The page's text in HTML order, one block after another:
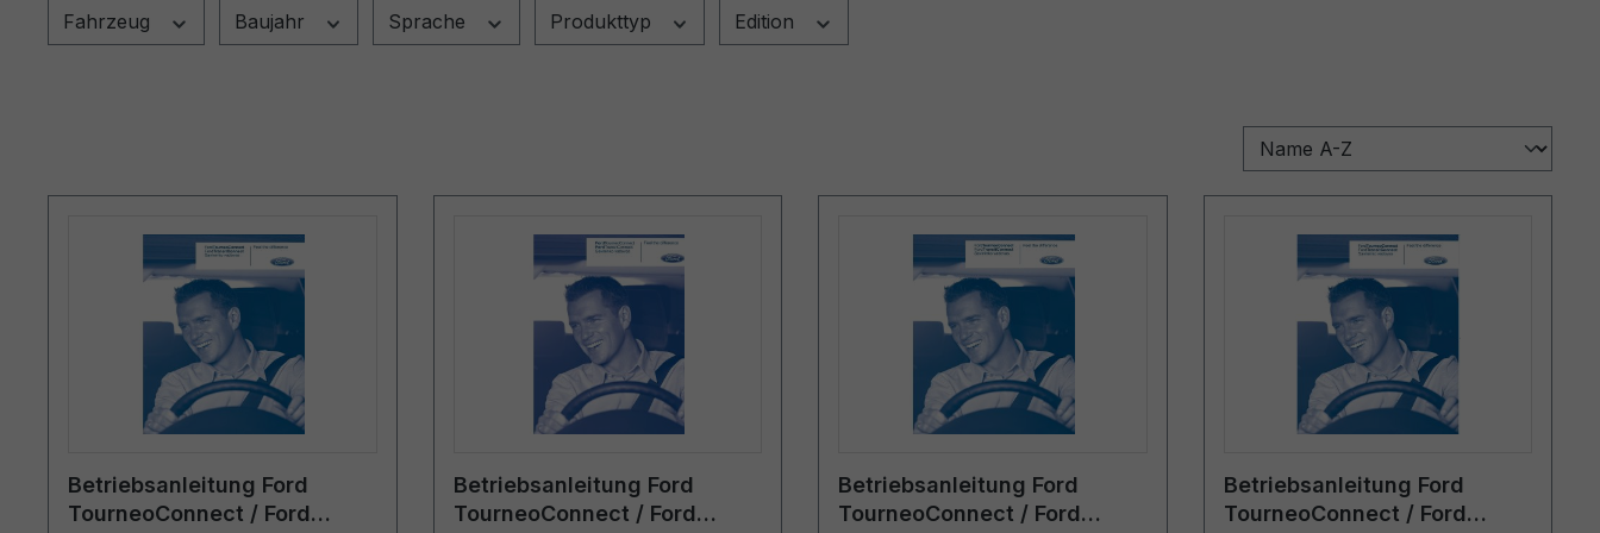
Fahrzeug Baujahr Sprache Produkttyp Edition
Betriebsanleitung Ford
TourneoConnect / Ford
Betriebsanleitung Ford
TourneoConnect / Ford
Betriebsanleitung Ford
TourneoConnect / Ford
Betriebsanleitung Ford
TourneoConnect / Ford